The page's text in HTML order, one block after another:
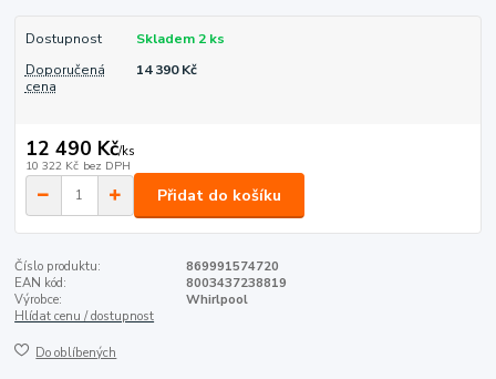
Dostupnost
Skladem 2 ks
Doporučená
cena
14 390 Kč
12 490 Kč/ks
10 322 Kč bez DPH
Přidat do košíku
Číslo produktu:
869991574720
EAN kód:
8003437238819
Výrobce:
Whirlpool
Hlídat cenu / dostupnost
Do oblíbených